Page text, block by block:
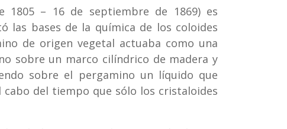
1805 – 16 de septiembre de 1869) es
las bases de la química de los coloides
de origen vegetal actuaba como una
sobre un marco cilíndrico de madera y
sobre el pergamino un líquido que
del tiempo que sólo los cristaloides